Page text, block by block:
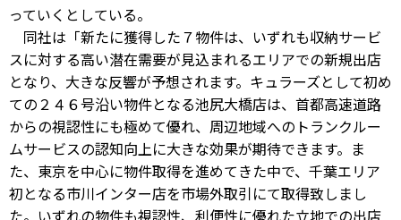
っていくとしている。
同社は「新たに獲得した７物件は、いずれも収納サービ
スに対する高い潜在需要が見込まれるエリアでの新規出店
となり、大きな反響が予想されます。キュラーズとして初め
ての２４６号沿い物件となる池尻大橋店は、首都高速道路
からの視認性にも極めて優れ、周辺地域へのトランクルー
ムサービスの認知向上に大きな効果が期待できます。ま
た、東京を中心に物件取得を進めてきた中で、千葉エリア
初となる市川インター店を市場外取引にて取得致しまし
た。いずれの物件も視認性、利便性に優れた立地での出店